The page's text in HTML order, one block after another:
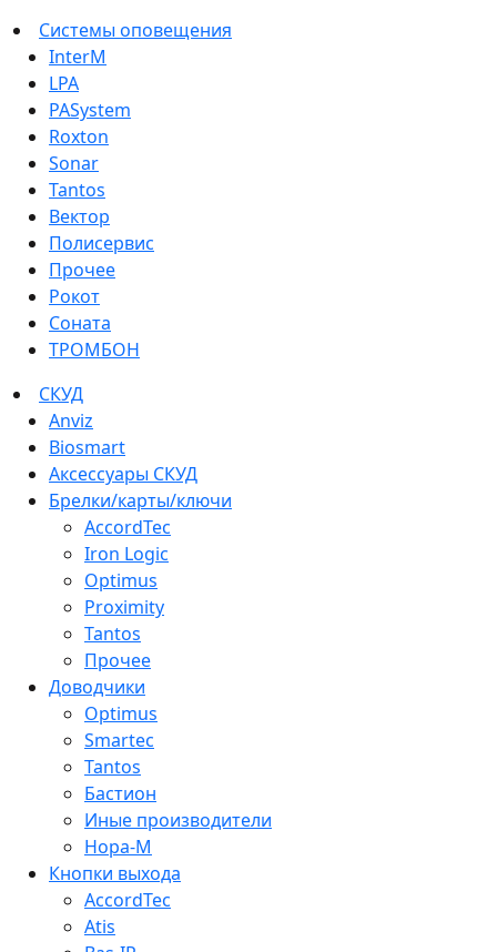
Системы оповещения
InterM
LPA
PASystem
Roxton
Sonar
Tantos
Вектор
Полисервис
Прочее
Рокот
Соната
ТРОМБОН
СКУД
Anviz
Biosmart
Аксессуары СКУД
Брелки/карты/ключи
AccordTec
Iron Logic
Optimus
Proximity
Tantos
Прочее
Доводчики
Optimus
Smartec
Tantos
Бастион
Иные производители
Нора-М
Кнопки выхода
AccordTec
Atis